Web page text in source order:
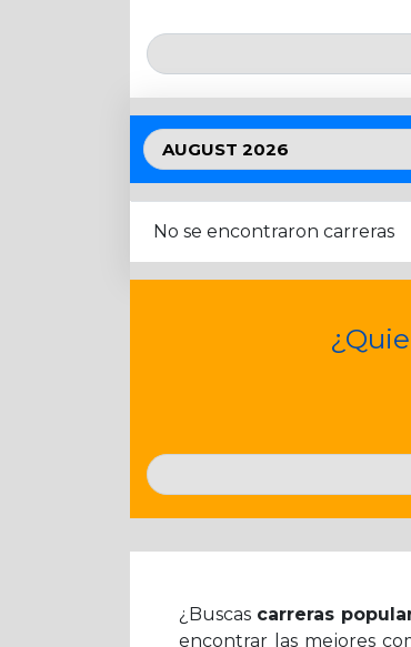
No se encontraron carreras
¿Buscas carreras
encontrar las mejores